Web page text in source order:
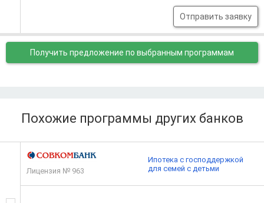
Отправить заявку
Получить предложение по выбранным программам
Похожие программы других банков
Лицензия № 963
Ипотека с господдержкой
для семей с детьми